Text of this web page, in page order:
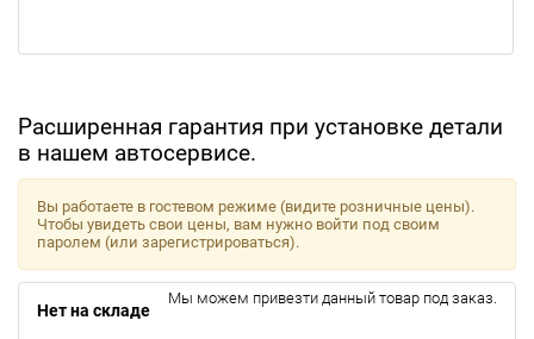
Расширенная гарантия при установке детали
в нашем автосервисе.
Вы работаете в гостевом режиме (видите розничные цены).
Чтобы увидеть свои цены, вам нужно войти под своим
паролем (или зарегистрироваться).
Нет на складе
Мы можем привезти данный товар под заказ.